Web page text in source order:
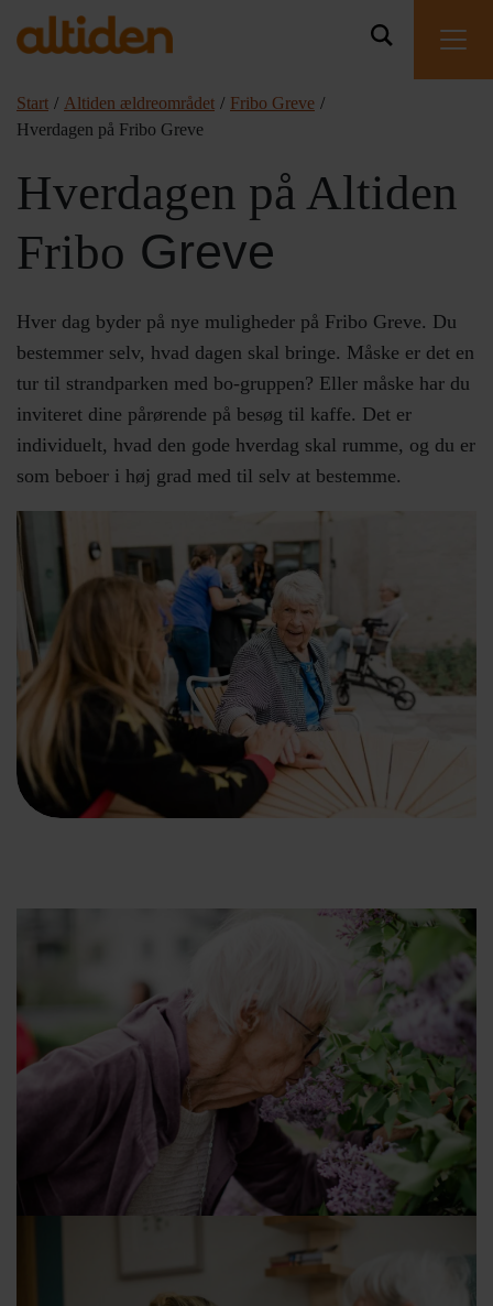
Start / Altiden ældreområdet / Fribo Greve /
Hverdagen på Fribo Greve
Hverdagen på Altiden
Fribo Greve
Hver dag byder på nye muligheder på Fribo Greve. Du
bestemmer selv, hvad dagen skal bringe. Måske er det en
tur til strandparken med bo-gruppen? Eller måske har du
inviteret dine pårørende på besøg til kaffe. Det er
individuelt, hvad den gode hverdag skal rumme, og du er
som beboer i høj grad med til selv at bestemme.